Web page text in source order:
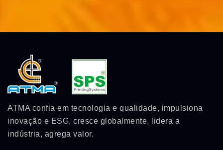
ATMA confia em tecnologia e qualidade, impulsiona
inovação e ESG, cresce globalmente, lidera a
indústria, agrega valor.